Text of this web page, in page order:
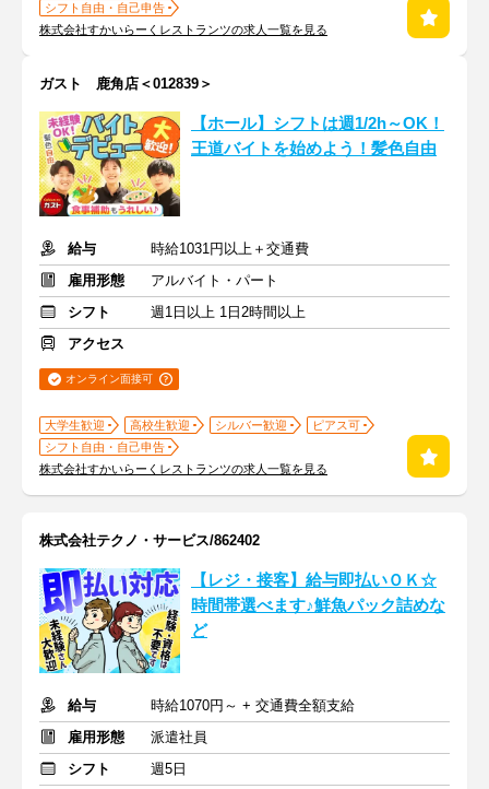
シフト自由・自己申告
株式会社すかいらーくレストランツの求人一覧を見る
ガスト 鹿角店＜012839＞
【ホール】シフトは週1/2h～OK！
王道バイトを始めよう！髪色自由
給与
時給1031円以上＋交通費
雇用形態
アルバイト・パート
シフト
週1日以上 1日2時間以上
アクセス
オンライン面接可
大学生歓迎 高校生歓迎 シルバー歓迎
ピアス可
シフト自由・自己申告
株式会社すかいらーくレストランツの求人一覧を見る
株式会社テクノ・サービス/862402
【レジ・接客】給与即払いＯＫ☆
時間帯選べます♪鮮魚パック詰めな
ど
給与
時給1070円～ + 交通費全額支給
雇用形態
派遣社員
シフト
週5日